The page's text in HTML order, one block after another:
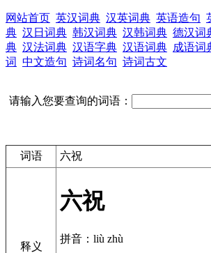
网站首页 英汉词典 汉英词典 英语造句
典 汉日词典 韩汉词典 汉韩词典 德汉词
典 汉法词典 汉语字典 汉语词典 成语词
词 中文造句 诗词名句 诗词古文
请输入您要查询的词语：
词语 六祝
释义
六祝
拼音：liù zhù